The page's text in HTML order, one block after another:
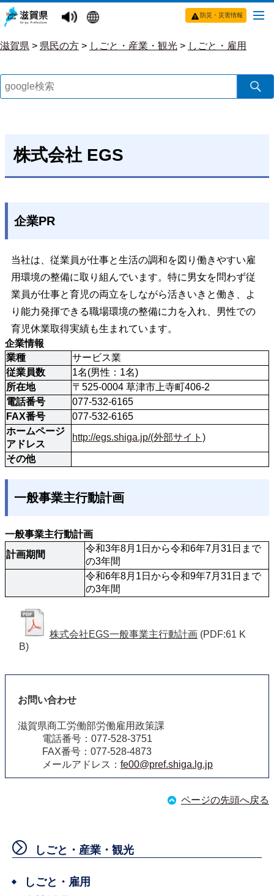
防災・災害情報
滋賀県 > 県民の方 > しごと・産業・観光 > しごと・雇用
株式会社 EGS
企業PR
当社は、従業員が仕事と生活の調和を図り働きやすい雇
用環境の整備に取り組んでいます。特に男女を問わず従
業員が仕事と育児の両立をしながら活きいきと働き、よ
り能力発揮できる職場環境の整備に力を入れ、男性での
育児休業取得実績も生まれています。
企業情報
業種
サービス業
従業員数
1名(男性：1名)
所在地
〒525-0004 草津市上寺町406-2
電話番号
077-532-6165
FAX番号
077-532-6165
ホームページ
アドレス
http://egs.shiga.jp/(外部サイト)
その他
一般事業主行動計画
一般事業主行動計画
計画期間
令和3年8月1日から令和6年7月31日まで
の3年間
令和6年8月1日から令和9年7月31日まで
の3年間
株式会社EGS一般事業主行動計画 (PDF:61 K
B)
お問い合わせ
滋賀県商工労働部労働雇用政策課
電話番号：077-528-3751
FAX番号：077-528-4873
メールアドレス： fe00@pref.shiga.lg.jp
ページの先頭へ戻る
しごと・産業・観光
しごと・雇用